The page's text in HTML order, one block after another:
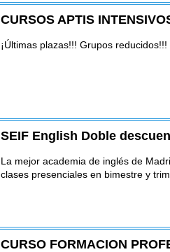
CURSOS APTIS
¡Últimas plazas!!! Grupos
SEIF English Doble
La mejor academia de inglés de
clases presenciales en bimestre y
CURSO FORMACION